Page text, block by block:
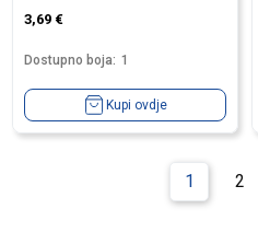
3,69 €
Dostupno boja: 1
Kupi ovdje
1 2